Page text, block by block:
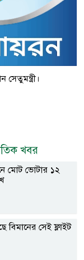
সেতুমন্ত্রী।
খবর
মোট ভোটার ১২
বিমানের সেই ফ্লাইট